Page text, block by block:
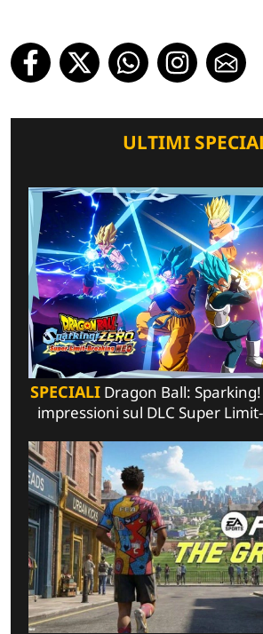
ULTIMI
SPECIALI Dragon Ball:
impressioni sul DLC Super